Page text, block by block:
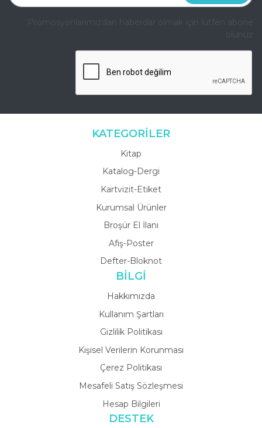
Promosyonlarımızdan haberdar olmak için lütfen abone
olunuz
KATEGORİLER
Kitap
Katalog-Dergi
Kartvizit-Etiket
Kurumsal Ürünler
Broşür El İlanı
Afiş-Poster
Defter-Bloknot
BİLGİ
Hakkımızda
Kullanım Şartları
Gizlilik Politikası
Kişisel Verilerin Korunması
Çerez Politikası
Mesafeli Satış Sözleşmesi
Hesap Bilgileri
DESTEK